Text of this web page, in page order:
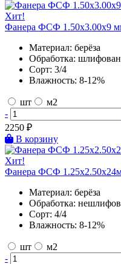
Хит!
Фанера ФСФ 1.50х3.00х9
Материал: берёза
Обработка:
Сорт: 3/4
Влажность: 8-12%
шт
м2
-
2250 ₽
В корзину
Хит!
Фанера ФСФ
Материал: берёза
Обработка:
Сорт: 4/4
Влажность: 8-12%
шт
м2
-